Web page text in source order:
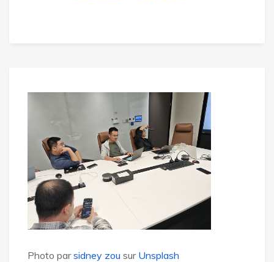
Photo parsidney zou sur Unsplash